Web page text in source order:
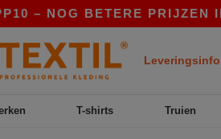
PRIJZEN IN DE APP!
T-shirts Truien